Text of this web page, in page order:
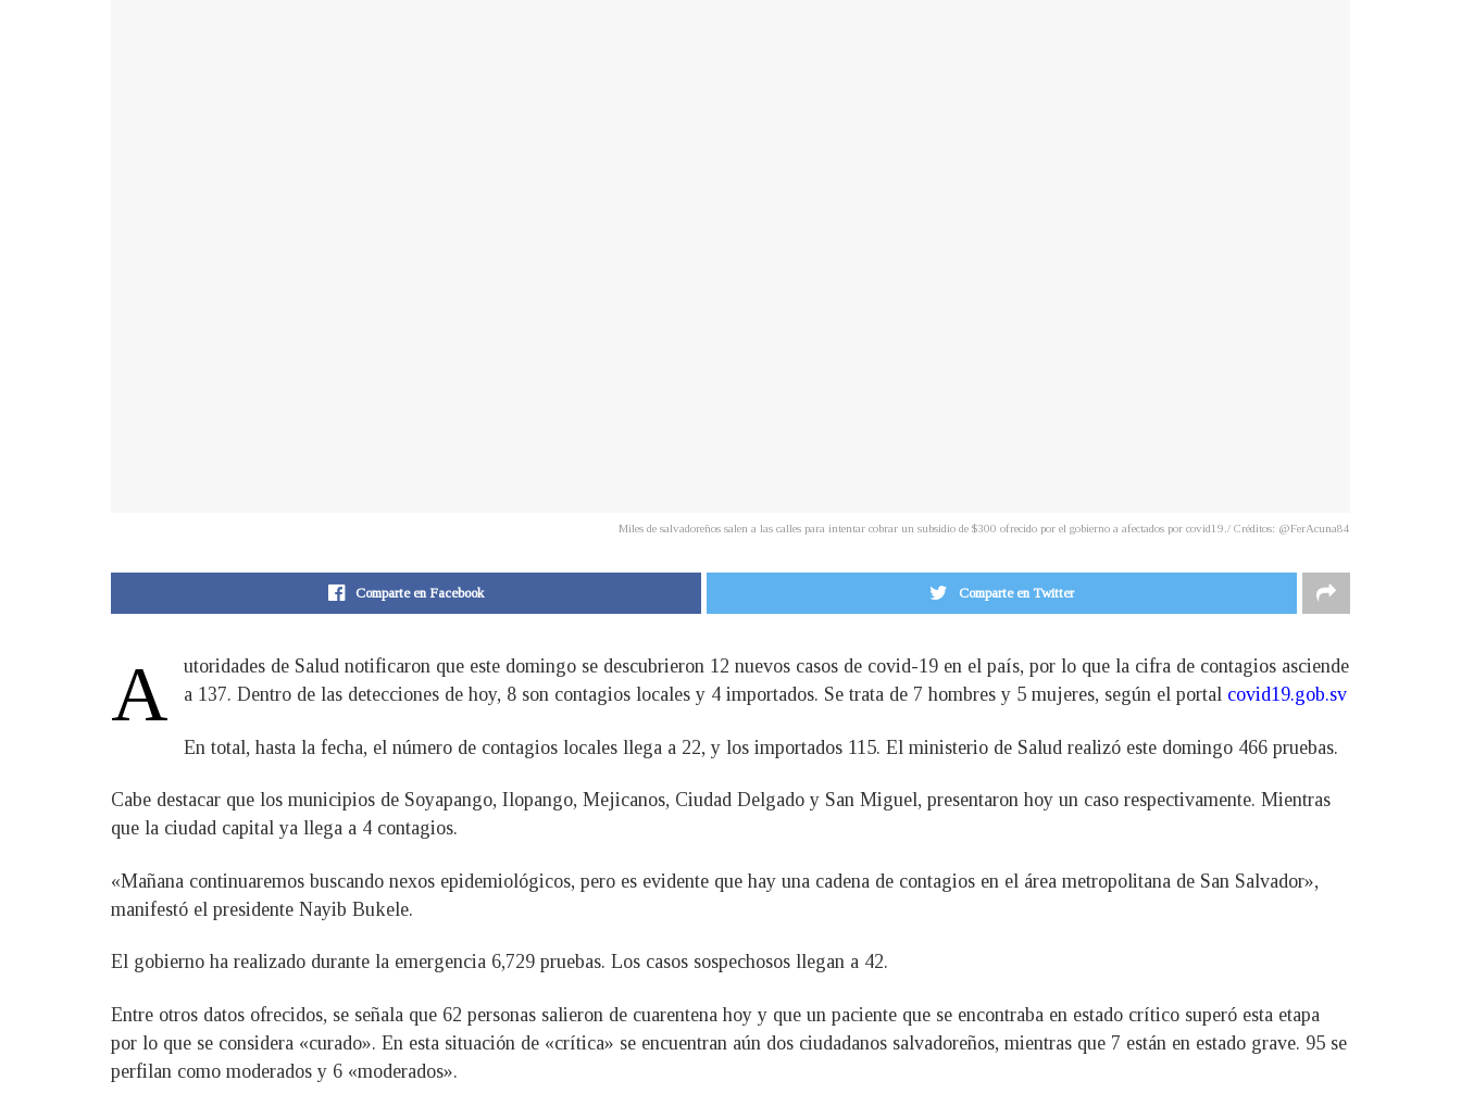
Miles de salvadoreños salen a las calles para intentar cobrar un subsidio de $300 ofrecido por el gobierno a afectados por covid19./ Créditos: @FerAcuna84
Comparte en Facebook Comparte en Twitter
A
​utoridades de Salud notificaron que este domingo se descubrieron 12 nuevos casos de covid-19 en el país, por lo que la cifra de contagios asciende
a 137. Dentro de las detecciones de hoy, 8 son contagios locales y 4 importados. Se trata de 7 hombres y 5 mujeres, según el portal covid19.gob.sv
En total, hasta la fecha, el número de contagios locales llega a 22, y los importados 115. El ministerio de Salud realizó este domingo 466 pruebas.
Cabe destacar que los municipios de Soyapango, Ilopango, Mejicanos, Ciudad Delgado y San Miguel, presentaron hoy un caso respectivamente. Mientras
que la ciudad capital ya llega a 4 contagios.
«Mañana continuaremos buscando nexos epidemiológicos, pero es evidente que hay una cadena de contagios en el área metropolitana de San Salvador»,
manifestó el presidente Nayib Bukele.
El gobierno ha realizado durante la emergencia 6,729 pruebas. Los casos sospechosos llegan a 42.
Entre otros datos ofrecidos, se señala que 62 personas salieron de cuarentena hoy y que un paciente que se encontraba en estado crítico superó esta etapa
por lo que se considera «curado». En esta situación de «crítica» se encuentran aún dos ciudadanos salvadoreños, mientras que 7 están en estado grave. 95 se
perfilan como moderados y 6 «moderados».